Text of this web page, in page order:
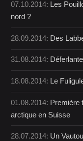
07.10.2014: Les
nord ?
28.09.2014: Des
31.08.2014:
18.08.2014: Le
01.08.2014: Première
arctique en Suisse
28.07.2014: Un